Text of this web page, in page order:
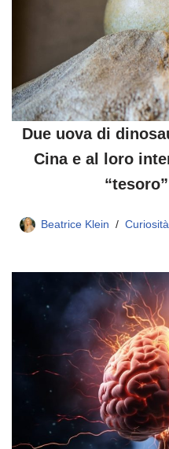
Due uova di
Cina e al loro
Beatrice Klein